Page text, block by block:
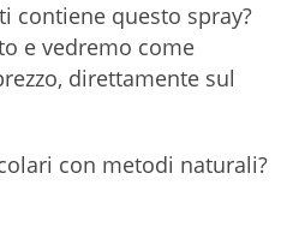
contiene questo spray?
e vedremo come
direttamente sul
con metodi naturali?